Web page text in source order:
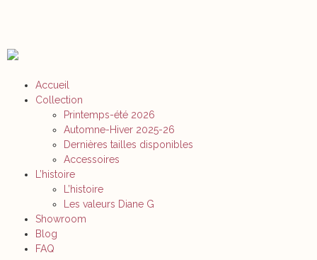
Accueil
Collection
Printemps-été 2026
Automne-Hiver 2025-26
Dernières tailles disponibles
Accessoires
L’histoire
L’histoire
Les valeurs Diane G
Showroom
Blog
FAQ